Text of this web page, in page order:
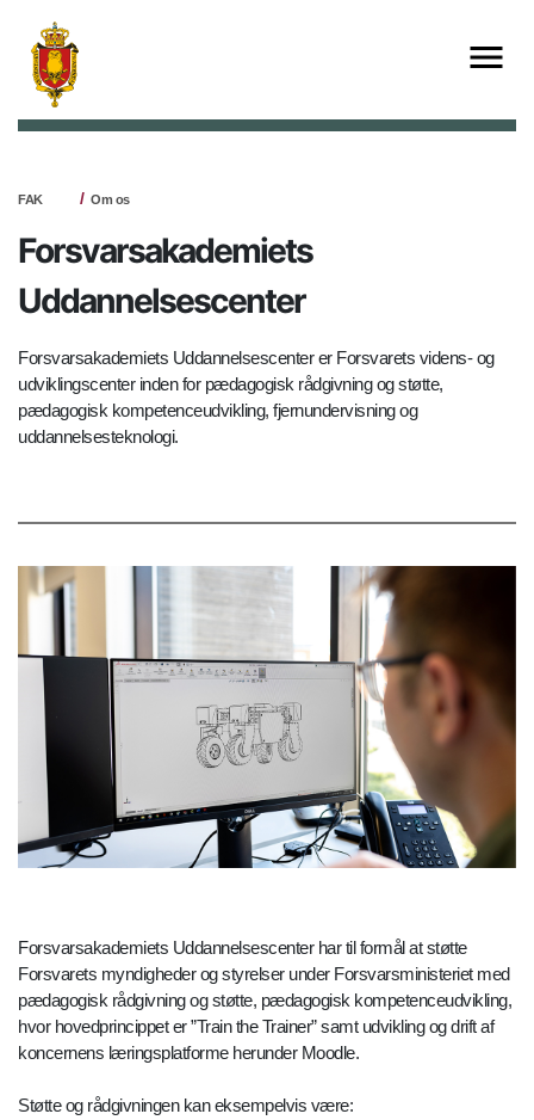
FAK Om os
Forsvarsakademiets
Uddannelsescenter
Forsvarsakademiets Uddannelsescenter er Forsvarets videns- og
udviklingscenter inden for pædagogisk rådgivning og støtte,
pædagogisk kompetenceudvikling, fjernundervisning og
uddannelsesteknologi.
Forsvarsakademiets Uddannelsescenter har til formål at støtte
Forsvarets myndigheder og styrelser under Forsvarsministeriet med
pædagogisk rådgivning og støtte, pædagogisk kompetenceudvikling,
hvor hovedprincippet er ”Train the Trainer” samt udvikling og drift af
koncernens læringsplatforme herunder Moodle.
Støtte og rådgivningen kan eksempelvis være: